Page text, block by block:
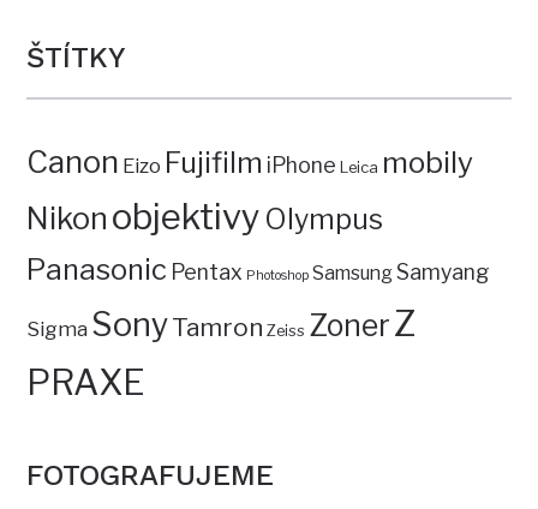
ŠTÍTKY
Canon Eizo Fujifilm iPhone Leica mobily
Nikon objektivy Olympus
Panasonic Pentax Photoshop SamsungSamyang
Sigma SonyTamron Zeiss ZonerZ
PRAXE
FOTOGRAFUJEME